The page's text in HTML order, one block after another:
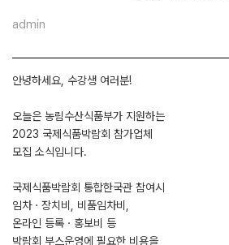
admin
안녕하세요, 수강생 여러분!
오늘은 농림수산식품부가 지원하는
2023 국제식품박람회 참가업체
모집 소식입니다.
국제식품박람회 통합한국관 참여시
임차ㆍ장치비, 비품임차비,
온라인 등록ㆍ홍보비 등
박람회 부스운영에 필요한 비용을